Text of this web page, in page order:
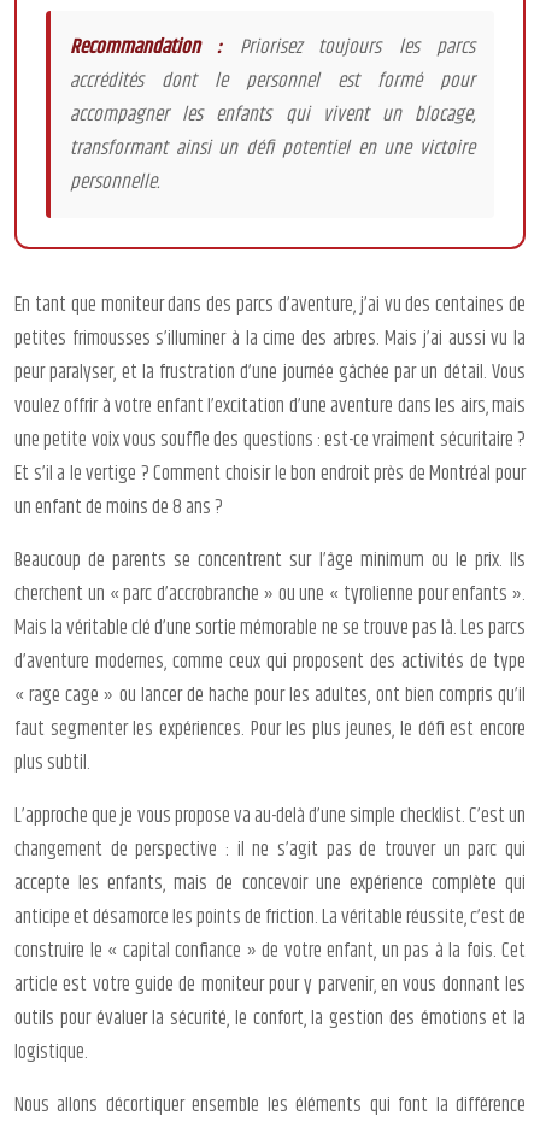
Recommandation :Priorisez toujours les parcs
accrédités dont le personnel est formé pour
accompagner les enfants qui vivent un blocage,
transformant ainsi un défi potentiel en une victoire
personnelle.
En tant que moniteur dans des parcs d’aventure, j’ai vu des centaines de
petites frimousses s’illuminer à la cime des arbres. Mais j’ai aussi vu la
peur paralyser, et la frustration d’une journée gâchée par un détail. Vous
voulez offrir à votre enfant l’excitation d’une aventure dans les airs, mais
une petite voix vous souffle des questions : est-ce vraiment sécuritaire ?
Et s’il a le vertige ? Comment choisir le bon endroit près de Montréal pour
un enfant de moins de 8 ans ?
Beaucoup de parents se concentrent sur l’âge minimum ou le prix. Ils
cherchent un « parc d’accrobranche » ou une « tyrolienne pour enfants ».
Mais la véritable clé d’une sortie mémorable ne se trouve pas là. Les parcs
d’aventure modernes, comme ceux qui proposent des activités de type
« rage cage » ou lancer de hache pour les adultes, ont bien compris qu’il
faut segmenter les expériences. Pour les plus jeunes, le défi est encore
plus subtil.
L’approche que je vous propose va au-delà d’une simple checklist. C’est un
changement de perspective : il ne s’agit pas de trouver un parc qui
accepte les enfants, mais de concevoir une expérience complète qui
anticipe et désamorce les points de friction. La véritable réussite, c’est de
construire le « capital confiance » de votre enfant, un pas à la fois. Cet
article est votre guide de moniteur pour y parvenir, en vous donnant les
outils pour évaluer la sécurité, le confort, la gestion des émotions et la
logistique.
Nous allons décortiquer ensemble les éléments qui font la différence